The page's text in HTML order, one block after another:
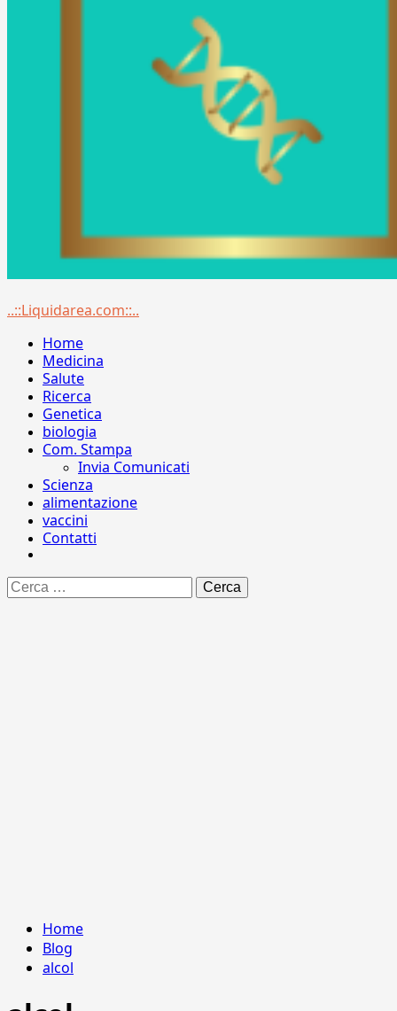
Menu
..::Liquidarea.com::..
Home
Medicina
Salute
Ricerca
Genetica
biologia
Com. Stampa
Invia Comunicati
Scienza
alimentazione
vaccini
Contatti
Ricerca
per:
Home
Blog
alcol